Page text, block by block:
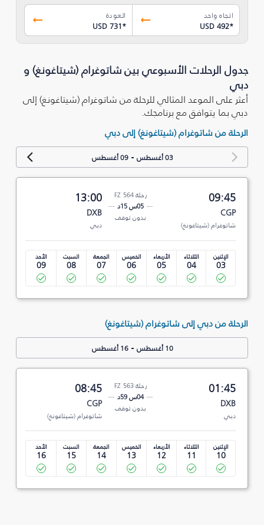
اتجاه واحد
USD 492*
العودة
USD 731*
جدول الرحلات الأسبوعي بين شاتوغرام (شيتاغونغ) و
دبي
أعثر على الموعد المثالي للرحلة من شاتوغرام (شيتاغونغ) إلى
دبي بما يتوافق مع برنامجك.
الرحلة من شاتوغرام (شيتاغونغ) إلى دبي
03 أغسطس -09 أغسطس
09:45
CGP
شاتوغرام (شيتاغونغ)
رحلة FZ 564
05س 15د
بدون توقف
13:00
DXB
دبي
الإثنين
03
الثلاثاء
04
الأربعاء
05
الخميس
06
الجمعة
07
السبت
08
الأحد
09
الرحلة من دبي إلى شاتوغرام (شيتاغونغ)
10 أغسطس -16 أغسطس
01:45
DXB
دبي
رحلة FZ 563
04س 59د
بدون توقف
08:45
CGP
شاتوغرام (شيتاغونغ)
الإثنين
10
الثلاثاء
11
الأربعاء
12
الخميس
13
الجمعة
14
السبت
15
الأحد
16